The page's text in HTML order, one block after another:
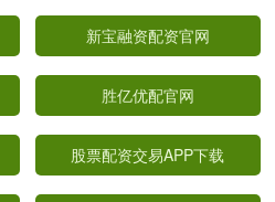
新宝融资配资官网
胜亿优配官网
股票配资交易APP下载